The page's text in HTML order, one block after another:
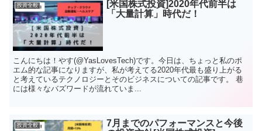
投資全般
[米国株式投資]2020年代前半は
「大量計算」時代だ！
こんにちは！やす(@YasLovesTech)です。今日は、ちょっと私のポ
エム的な記事になりますが、私が考えてる2020年代最も盛り上がる
と考えているテクノロジーとそのビジネスについての記事です。 巷
には様々なバズワードが流れていま...
投資全般
7月までのパフォーマンスと今後